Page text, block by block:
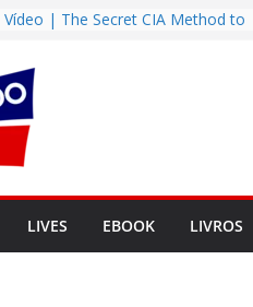
Vídeo | The Secret CIA Method to
Vídeo | How I m using NotebookLM
to power up my language learning
Vídeo | Do imaginary friends make
you smarter?
Story | Brasília: The City That Rose
from the Wilderness
Easy English Song | Somewhere
Over the Rainbow (Israel
Kamakawiwo’ole)
LIVES EBOOK LIVROS